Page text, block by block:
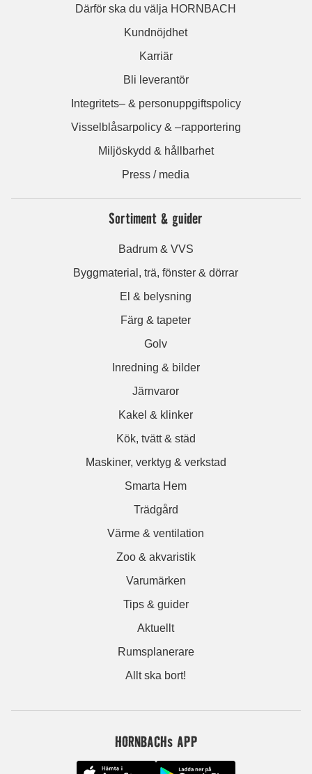
Därför ska du välja HORNBACH
Kundnöjdhet
Karriär
Bli leverantör
Integritets– & personuppgiftspolicy
Visselblåsarpolicy & –rapportering
Miljöskydd & hållbarhet
Press / media
Sortiment & guider
Badrum & VVS
Byggmaterial, trä, fönster & dörrar
El & belysning
Färg & tapeter
Golv
Inredning & bilder
Järnvaror
Kakel & klinker
Kök, tvätt & städ
Maskiner, verktyg & verkstad
Smarta Hem
Trädgård
Värme & ventilation
Zoo & akvaristik
Varumärken
Tips & guider
Aktuellt
Rumsplanerare
Allt ska bort!
HORNBACHs APP